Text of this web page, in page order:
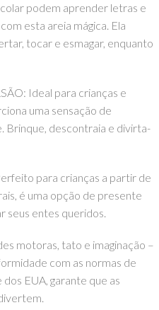
podem aprender letras e
esta areia mágica. Ela
tocar e esmagar, enquanto
Ideal para crianças e
uma sensação de
Brinque, descontraia e divirta-
para crianças a partir de
é uma opção de presente
seus entes queridos.
motoras, tato e imaginação –
com as normas de
EUA, garante que as